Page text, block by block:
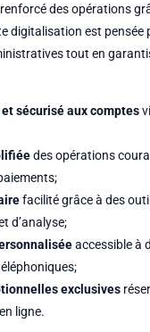
des opérations
digitalisation est pensée
tout en
sécurisé aux comptes
des opérations
facilité grâce à des
d’analyse;
accessible à
exclusives
ligne.